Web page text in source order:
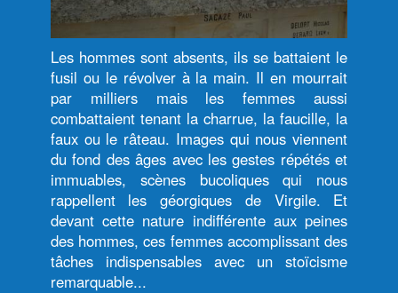
Les hommes sont absents, ils se battaient le
fusil ou le révolver à la main. Il en mourrait
par milliers mais les femmes aussi
combattaient tenant la charrue, la faucille, la
faux ou le râteau. Images qui nous viennent
du fond des âges avec les gestes répétés et
immuables, scènes bucoliques qui nous
rappellent les géorgiques de Virgile. Et
devant cette nature indifférente aux peines
des hommes, ces femmes accomplissant des
tâches indispensables avec un stoïcisme
remarquable...